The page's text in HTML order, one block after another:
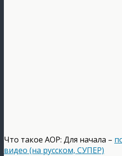
Что такое AOP: Для начала –
видео (на русском, СУПЕР)